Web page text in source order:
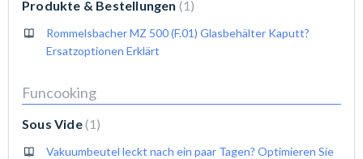
Produkte & Bestellungen 1
Rommelsbacher MZ 500 (F.01) Glasbehälter Kaputt?
Ersatzoptionen Erklärt
Funcooking
Sous Vide 1
Vakuumbeutel leckt nach ein paar Tagen? Optimieren Sie